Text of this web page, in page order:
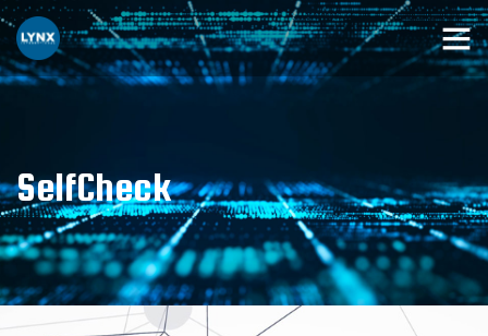
SelfCheck